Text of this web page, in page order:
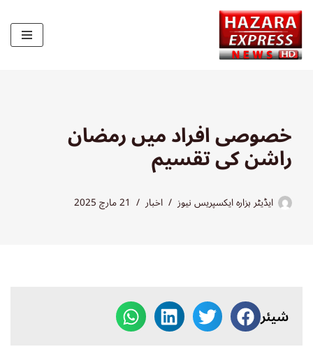
Skip
to
خصوصی افراد میں رمضان
راشن کی تقسیم
ایڈیٹر ہزارہ ایکسپریس نیوز اخبار 21 مارچ 2025
شیئر